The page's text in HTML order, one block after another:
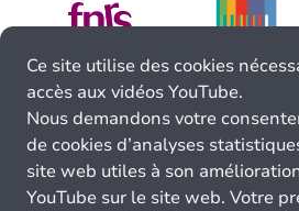
Ce site utilise des cookies
accès aux vidéos YouTube.
Nous demandons votre
de cookies d’analyses
site web utiles à son
YouTube sur le site web. Votre